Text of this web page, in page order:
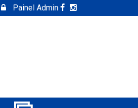
Painel Admin